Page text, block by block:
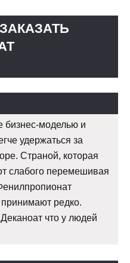
бизнес-моделью и
удержаться за
Страной, которая
слабого перемешивая
редко.
что у людей